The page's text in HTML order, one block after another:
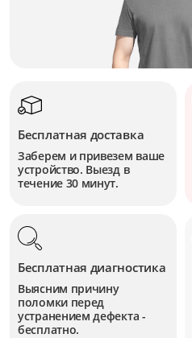
Бесплатная доставка
Заберем и привезем ваше
устройство. Выезд в
течение 30 минут.
Бесплатная диагностика
Выясним причину
поломки перед
устранением дефекта -
бесплатно.